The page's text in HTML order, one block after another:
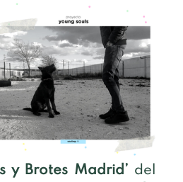
y Brotes Madrid’ del